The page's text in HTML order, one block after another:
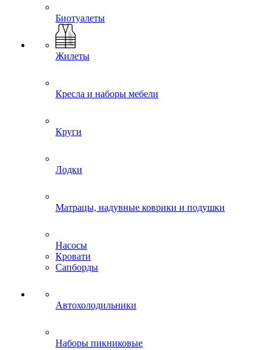
Биотуалеты
Жилеты
Кресла и наборы мебели
Круги
Лодки
Матрацы, надувные коврики и подушки
Насосы
Кровати
Сапборды
Автохолодильники
Наборы пикниковые